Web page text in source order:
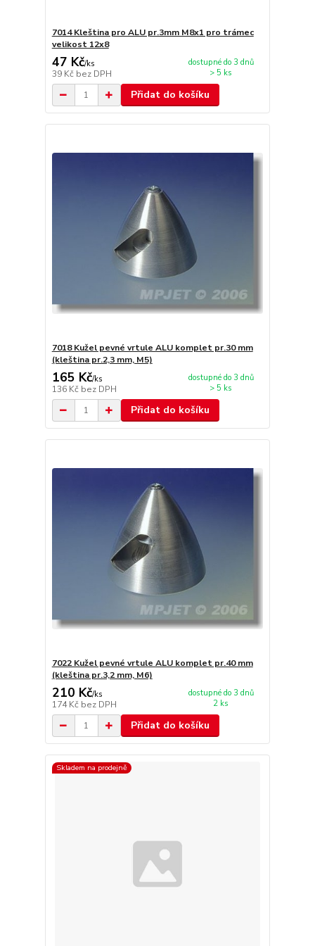
7014 Kleština pro ALU pr.3mm M8x1 pro trámec
velikost 12x8
47 Kč/ks
39 Kč bez DPH
dostupné do 3 dnů
> 5 ks
Přidat do košíku
7018 Kužel pevné vrtule ALU komplet pr.30 mm
(kleština pr.2,3 mm, M5)
165 Kč/ks
136 Kč bez DPH
dostupné do 3 dnů
> 5 ks
Přidat do košíku
7022 Kužel pevné vrtule ALU komplet pr.40 mm
(kleština pr.3,2 mm, M6)
210 Kč/ks
174 Kč bez DPH
dostupné do 3 dnů
2 ks
Přidat do košíku
Skladem na prodejně